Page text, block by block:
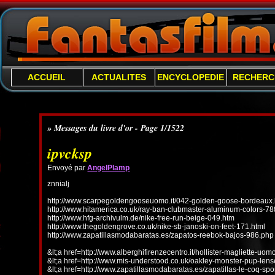
ACCUEIL ACTUALITES ENCYCLOPEDIE
» Messages du livre d'or - Page 1/1522
ipvcksp
Envoyé parAngelPlamp
znnialj
http://www.scarpegoldengooseuomo.it/042-golden-goose-
http://www.hitamerica.co.uk/ray-ban-clubmaster-aluminum-colors-
http://www.hfg-archivulm.de/nike-free-run-beige-049.htm
http://www.thegoldengrove.co.uk/nike-sb-janoski-on-feet-171.html
http://www.zapatillasmodabaratas.es/zapatos-reebok-bajos-986.php
&lt;a href=http://www.alberghifirenzecentro.it/hollister-magliette-
&lt;a href=http://www.mis-understood.co.uk/oakley-monster-pup-
&lt;a href=http://www.zapatillasmodabaratas.es/zapatillas-le-coq-